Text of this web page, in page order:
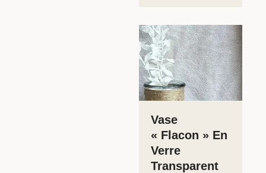
Vase
« Flacon » En
Verre
Transparent